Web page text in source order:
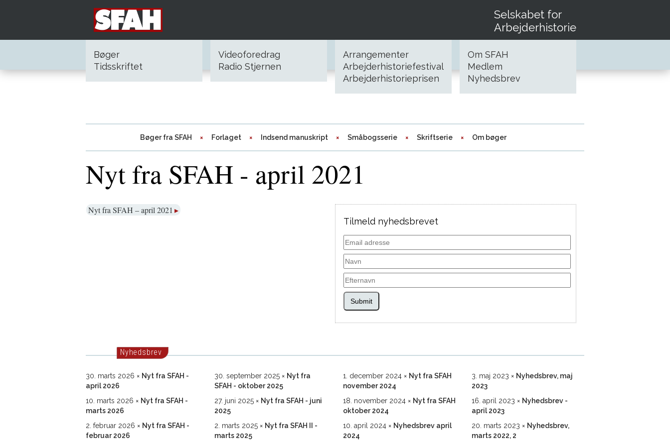
Selskabet for
Arbejderhistorie
Bøger
Tidsskriftet
Videoforedrag
Radio Stjernen
Arrangementer
Arbejderhistoriefestival
Arbejderhistorieprisen
Om SFAH
Medlem
Nyhedsbrev
Bøger fra SFAH Forlaget Indsend manuskript Småbogsserie Skriftserie Om bøger
Nyt fra SFAH - april 2021
Nyt fra SFAH – april 2021
Tilmeld nyhedsbrevet
Submit
Nyhedsbrev
30. marts 2026
Nyt fra SFAH -
april 2026
10. marts 2026
Nyt fra SFAH -
marts 2026
2. februar 2026
Nyt fra SFAH -
februar 2026
30. september 2025
Nyt fra
SFAH - oktober 2025
27. juni 2025
Nyt fra SFAH - juni
2025
2. marts 2025
Nyt fra SFAH II -
marts 2025
1. december 2024
Nyt fra SFAH
november 2024
18. november 2024
Nyt fra SFAH
oktober 2024
10. april 2024
Nyhedsbrev april
2024
3. maj 2023
Nyhedsbrev, maj
2023
16. april 2023
Nyhedsbrev -
april 2023
20. marts 2023
Nyhedsbrev,
marts 2022, 2